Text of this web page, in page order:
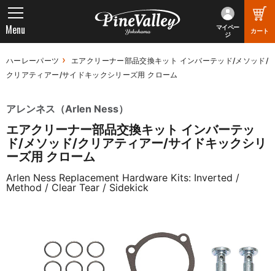
マイペー
ジ
カート
Menu
ハーレーパーツ
エアクリーナー部品交換キット インバーテッド/メソッド/
クリアティアー/サイドキックシリーズ用 クローム
アレンネス（Arlen Ness）
エアクリーナー部品交換キット インバーテッ
ド/メソッド/クリアティアー/サイドキックシリ
ーズ用 クローム
Arlen Ness Replacement Hardware Kits: Inverted /
Method / Clear Tear / Sidekick